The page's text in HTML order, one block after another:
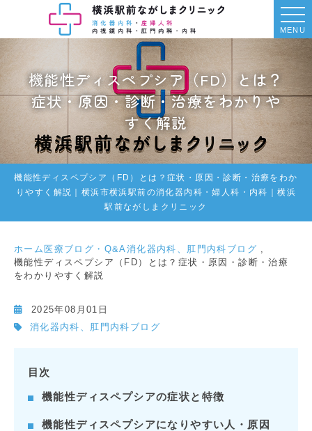
MENU
機能性ディスペプシア（FD）とは？
症状・原因・診断・治療をわかりや
すく解説
機能性ディスペプシア（FD）とは？症状・原因・診断・治療をわか
りやすく解説｜横浜市横浜駅前の消化器内科・婦人科・内科｜横浜
駅前ながしまクリニック
ホーム 医療ブログ・Q&A消化器内科、肛門内科ブログ
機能性ディスペプシア（FD）とは？症状・原因・診断・治療
をわかりやすく解説
2025年08月01日
消化器内科、肛門内科ブログ
目次
機能性ディスペプシアの症状と特徴
機能性ディスペプシアになりやすい人・原因